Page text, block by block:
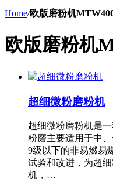
Home/欧版磨粉机
欧版磨粉机
超细微粉磨粉机
超细微粉磨粉机是
粉磨主要适用于中
9级以下的非易燃易
试验和改进，为超
机，…